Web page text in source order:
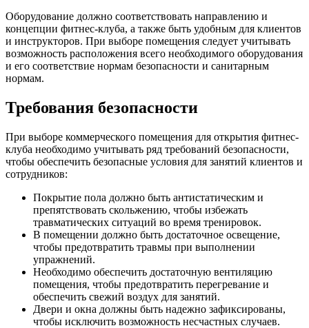
Оборудование должно соответствовать направлению и
концепции фитнес-клуба, а также быть удобным для клиентов
и инструкторов. При выборе помещения следует учитывать
возможность расположения всего необходимого оборудования
и его соответствие нормам безопасности и санитарным
нормам.
Требования безопасности
При выборе коммерческого помещения для открытия фитнес-
клуба необходимо учитывать ряд требований безопасности,
чтобы обеспечить безопасные условия для занятий клиентов и
сотрудников:
Покрытие пола должно быть антистатическим и
препятствовать скольжению, чтобы избежать
травматических ситуаций во время тренировок.
В помещении должно быть достаточное освещение,
чтобы предотвратить травмы при выполнении
упражнений.
Необходимо обеспечить достаточную вентиляцию
помещения, чтобы предотвратить перегревание и
обеспечить свежий воздух для занятий.
Двери и окна должны быть надежно зафиксированы,
чтобы исключить возможность несчастных случаев.